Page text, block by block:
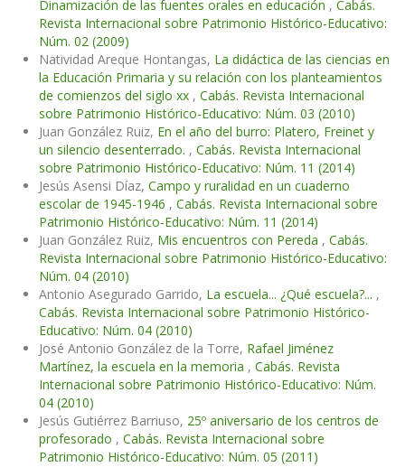
Dinamización de las fuentes orales en educación , Cabás.
Revista Internacional sobre Patrimonio Histórico-Educativo:
Núm. 02 (2009)
Natividad Areque Hontangas, La didáctica de las ciencias en
la Educación Primaria y su relación con los planteamientos
de comienzos del siglo xx , Cabás. Revista Internacional
sobre Patrimonio Histórico-Educativo: Núm. 03 (2010)
Juan González Ruiz, En el año del burro: Platero, Freinet y
un silencio desenterrado. , Cabás. Revista Internacional
sobre Patrimonio Histórico-Educativo: Núm. 11 (2014)
Jesús Asensi Díaz, Campo y ruralidad en un cuaderno
escolar de 1945-1946 , Cabás. Revista Internacional sobre
Patrimonio Histórico-Educativo: Núm. 11 (2014)
Juan González Ruiz, Mis encuentros con Pereda , Cabás.
Revista Internacional sobre Patrimonio Histórico-Educativo:
Núm. 04 (2010)
Antonio Asegurado Garrido, La escuela... ¿Qué escuela?... ,
Cabás. Revista Internacional sobre Patrimonio Histórico-
Educativo: Núm. 04 (2010)
José Antonio González de la Torre, Rafael Jiménez
Martínez, la escuela en la memoria , Cabás. Revista
Internacional sobre Patrimonio Histórico-Educativo: Núm.
04 (2010)
Jesús Gutiérrez Barriuso, 25º aniversario de los centros de
profesorado , Cabás. Revista Internacional sobre
Patrimonio Histórico-Educativo: Núm. 05 (2011)